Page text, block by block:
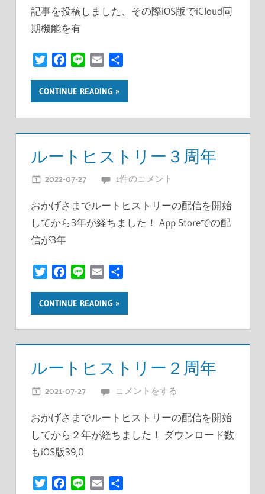
記事を投稿しました、その際iOS版でiCloud同
期機能を有
TwitterFacebook
Line Email
CONTINUE READING
ルートヒストリー３周年
2022-07-27 開発者
1件のコメント
おかげさまでルートヒストリーの配信を開始
してから3年が経ちました！ App Storeでの配
信が3年
TwitterFacebook
Line Email
CONTINUE READING
ルートヒストリー２周年
2021-07-27 開発者
コメントをする
おかげさまでルートヒストリーの配信を開始
してから２年が経ちました！ ダウンロード数
もiOS版39,0
TwitterFacebook
Line Email